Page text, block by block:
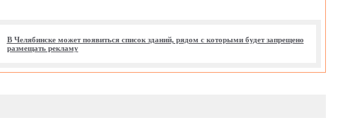
В Челябинске может появиться список зданий, рядом с которыми будет запрещено
размещать рекламу